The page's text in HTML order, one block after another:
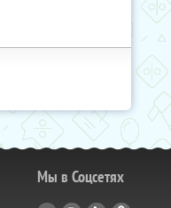
Мы в Соцсетях